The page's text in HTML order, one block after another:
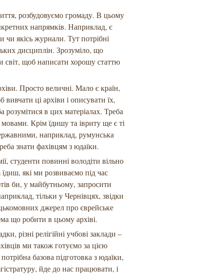
розбудовуємо громаду. В цьому
напрямків. Наприклад, є
чи якісь журнали. Тут потрібні
дисциплін. Зрозуміло, що
світ, щоб написати хорошу статтю
Просто величні. Мало є країн,
ці архіви і описувати їх,
розумітися в цих матеріалах. Треба
Крім їдишу та івриту ще є ті
наприклад, румунська
знати фахівцям з юдаїки.
студенти повинні володіти вільно
які ми розвиваємо під час
би, у майбутньому, запросити
тільки у Чернівцях, звідки
джерел про єврейське
що робити в цьому архіві.
різні релігійні учбові заклади –
ми також готуємо за цією
базова підготовка з юдаїки,
йде до нас працювати, і